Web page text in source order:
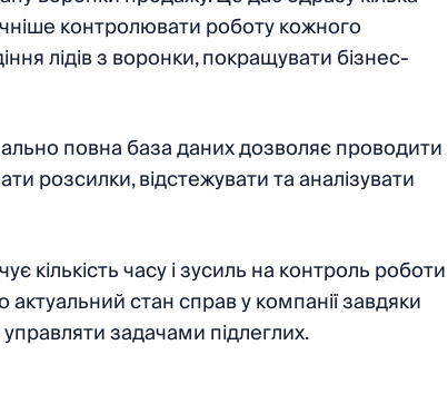
контролювати роботу кожного
лідів з воронки, покращувати бізнес-
повна база даних дозволяє проводити
розсилки, відстежувати та аналізувати
кількість часу і зусиль на контроль роботи
стан справ у компанії завдяки
задачами підлеглих.